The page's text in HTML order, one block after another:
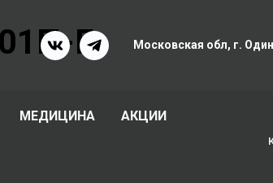
Московская обл, г.
МЕДИЦИНА АКЦИИ
Б